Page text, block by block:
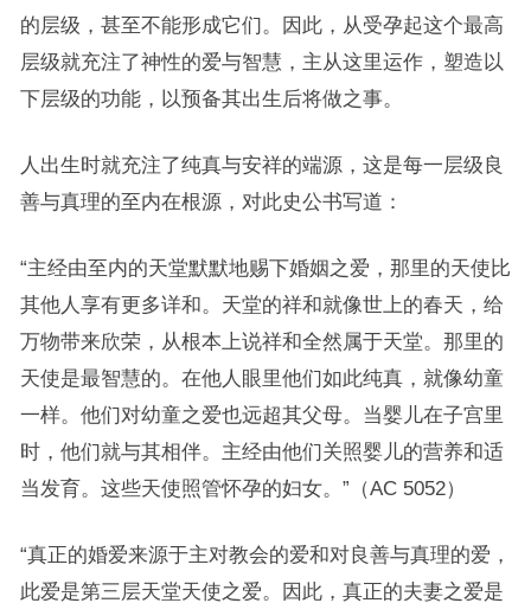
的层级，甚至不能形成它们。因此，从受孕起这个最高
层级就充注了神性的爱与智慧，主从这里运作，塑造以
下层级的功能，以预备其出生后将做之事。
人出生时就充注了纯真与安祥的端源，这是每一层级良
善与真理的至内在根源，对此史公书写道：
“主经由至内的天堂默默地赐下婚姻之爱，那里的天使比
其他人享有更多详和。天堂的祥和就像世上的春天，给
万物带来欣荣，从根本上说祥和全然属于天堂。那里的
天使是最智慧的。在他人眼里他们如此纯真，就像幼童
一样。他们对幼童之爱也远超其父母。当婴儿在子宫里
时，他们就与其相伴。主经由他们关照婴儿的营养和适
当发育。这些天使照管怀孕的妇女。”（AC 5052）
“真正的婚爱来源于主对教会的爱和对良善与真理的爱，
此爱是第三层天堂天使之爱。因此，真正的夫妻之爱是